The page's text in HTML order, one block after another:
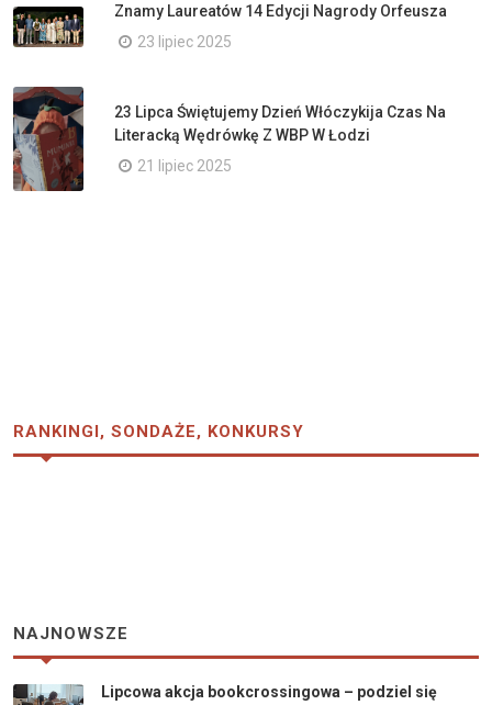
Znamy Laureatów 14 Edycji Nagrody Orfeusza
23 lipiec 2025
23 Lipca Świętujemy Dzień Włóczykija Czas Na
Literacką Wędrówkę Z WBP W Łodzi
21 lipiec 2025
RANKINGI, SONDAŻE, KONKURSY
NAJNOWSZE
Lipcowa akcja bookcrossingowa – podziel się